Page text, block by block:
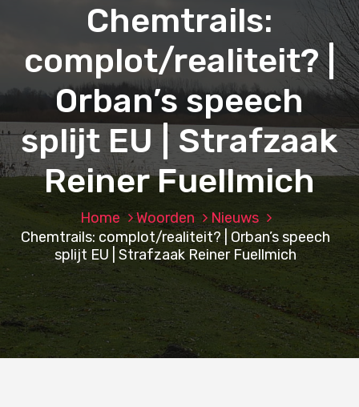
Chemtrails:
complot/realiteit? |
Orban’s speech
splijt EU | Strafzaak
Reiner Fuellmich
Home Woorden
Nieuws
Chemtrails: complot/realiteit? | Orban’s speech
splijt EU | Strafzaak Reiner Fuellmich